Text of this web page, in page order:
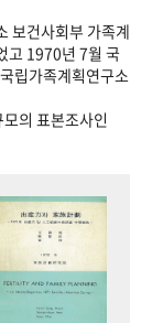
보건사회부 가족계
고 1970년 7월 국
립가족계획연구소
의 표본조사인